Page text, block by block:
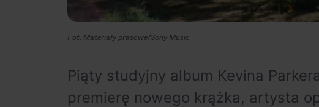
Fot. Materiały prasowe/Sony Music
Piąty studyjny album Kevina
premierę nowego krążka, artysta